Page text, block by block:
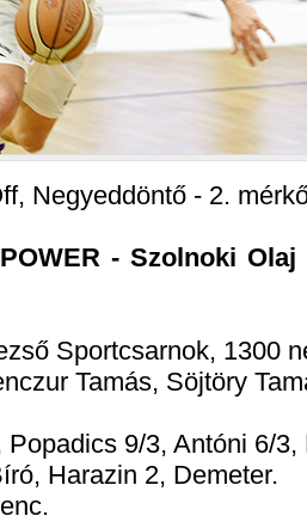
Negyeddöntő - 2.
- Szolnoki
Sportcsarnok, 1300
Tamás, Söjtöry
Popadics 9/3, Antóni 6/
Harazin 2, Demeter.